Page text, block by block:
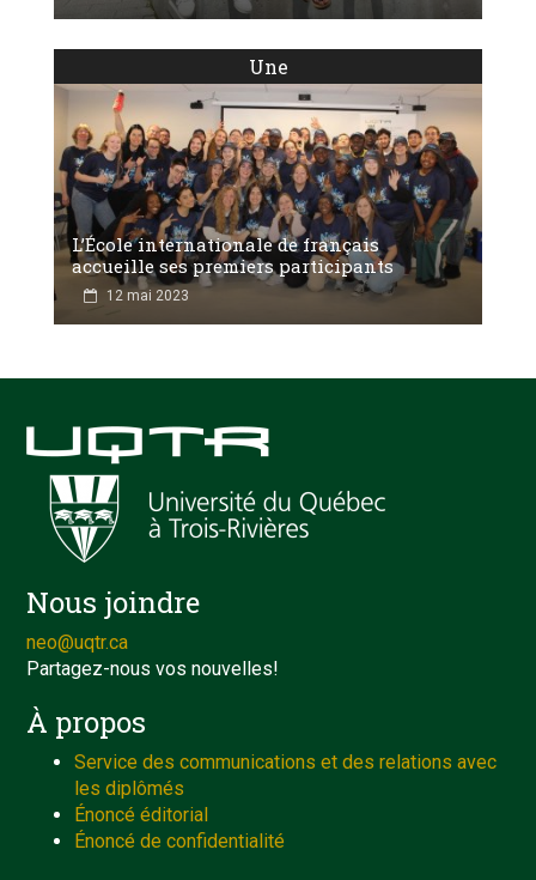
Une
L’École internationale de français
accueille ses premiers participants
12 mai 2023
Nous joindre
neo@uqtr.ca
Partagez-nous vos nouvelles!
À propos
Service des communications et des relations avec
les diplômés
Énoncé éditorial
Énoncé de confidentialité